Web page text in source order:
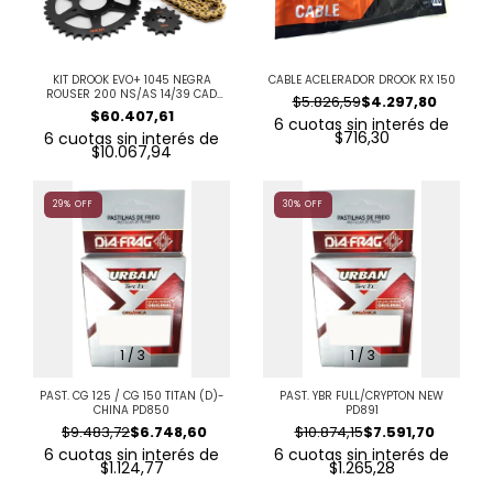
KIT DROOK EVO+ 1045 NEGRA
ROUSER 200 NS/AS 14/39 CAD
DORADA 520HX108
$60.407,61
6 cuotas sin interés de
$10.067,94
CABLE ACELERADOR DROOK RX 150
$4.297,80
$5.826,59
6 cuotas sin interés de
$716,30
1/ 3
29% OFF
PAST. CG 125 / CG 150 TITAN (D)-
CHINA PD850
$6.748,60
$9.483,72
6 cuotas sin interés de
$1.124,77
1/ 3
30% OFF
PAST. YBR FULL/CRYPTON NEW
PD891
$7.591,70
$10.874,15
6 cuotas sin interés de
$1.265,28